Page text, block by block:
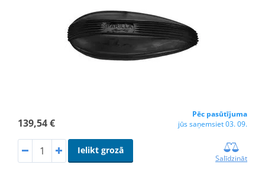
139,54 €
Pēc pasūtījuma
jūs saņemsiet 03. 09.
Ielikt grozā
Salīdzināt